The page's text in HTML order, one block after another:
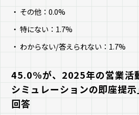
その他：0.0%
特にない：1.7%
わからない/答えられない：1.7%
45.0%が、2025年の営業活
シミュレーションの即座提
回答